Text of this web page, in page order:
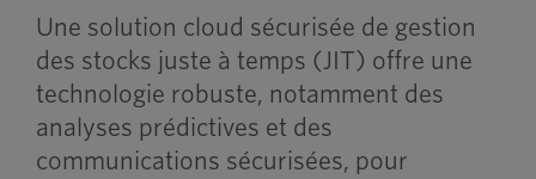
Une solution cloud sécurisée de gestion
des stocks juste à temps (JIT) offre une
technologie robuste, notamment des
analyses prédictives et des
communications sécurisées, pour